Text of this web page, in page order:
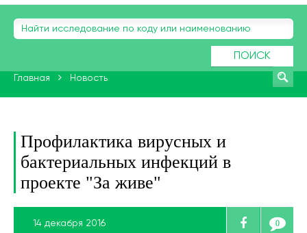
ПОИСК
Главная Новость
Профилактика вирусных и
бактериальных инфекций в
проекте "За живе"
14 декабря 2016 0